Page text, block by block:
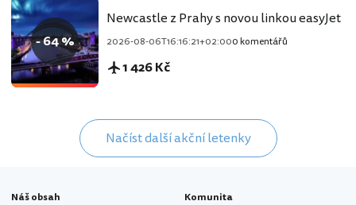
- 64 %
Newcastle z Prahy s novou linkou easyJet
2026-08-06T16:16:21+02:000 komentářů
1 426 Kč
Načíst další akční letenky
Náš obsah Komunita